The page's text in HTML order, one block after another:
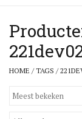
Meisjes
Jongens
Accessoires
HOME /TAGS /